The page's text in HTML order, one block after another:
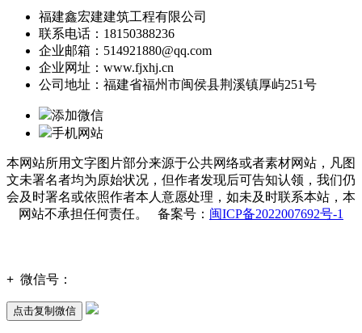
福建鑫宏建建筑工程有限公司
联系电话：18150388236
企业邮箱：514921880@qq.com
企业网址：www.fjxhj.cn
公司地址：福建省福州市闽侯县荆溪镇厚屿251号
添加微信
手机网站
本网站所用文字图片部分来源于公共网络或者素材网站，凡图
文未署名者均为原始状况，但作者发现后可告知认领，我们仍
会及时署名或依照作者本人意愿处理，如未及时联系本站，本
网站不承担任何责任。 备案号： 闽ICP备2022007692号-1
+ 微信号：
点击复制微信